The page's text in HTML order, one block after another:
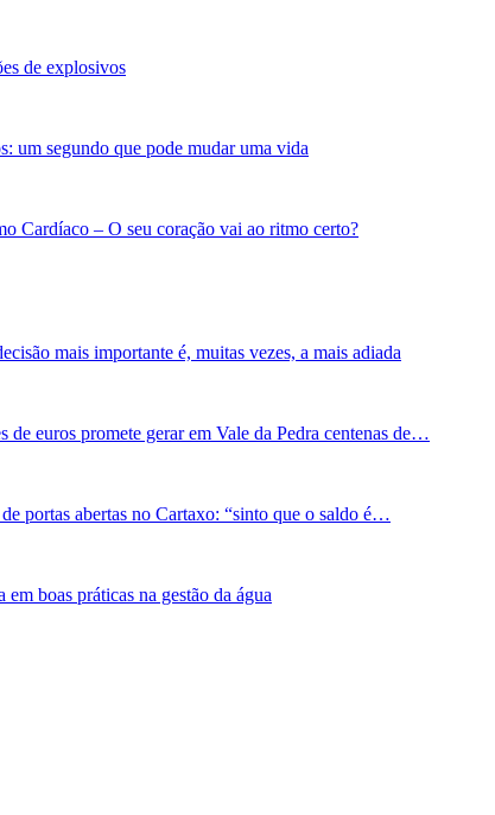
de explosivos
um segundo que pode mudar uma vida
Cardíaco – O seu coração vai ao ritmo certo?
mais importante é, muitas vezes, a mais adiada
de euros promete gerar em Vale da Pedra centenas de…
portas abertas no Cartaxo: “sinto que o saldo é…
boas práticas na gestão da água